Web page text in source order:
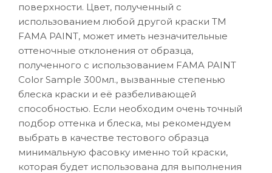
поверхности. Цвет, полученный с
использованием любой другой краски ТМ
FAMA PAINT, может иметь незначительные
оттеночные отклонения от образца,
полученного с использованием FAMA PAINT
Color Sample 300мл., вызванные степенью
блеска краски и её разбеливающей
способностью. Если необходим очень точный
подбор оттенка и блеска, мы рекомендуем
выбрать в качестве тестового образца
минимальную фасовку именно той краски,
которая будет использована для выполнения